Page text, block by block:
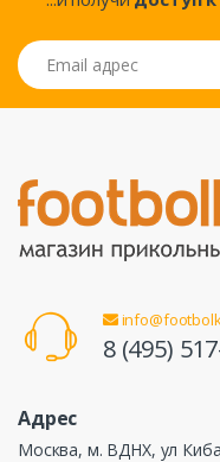
Email адрес
8 (495)
Адрес
Москва, м. ВДНХ, ул